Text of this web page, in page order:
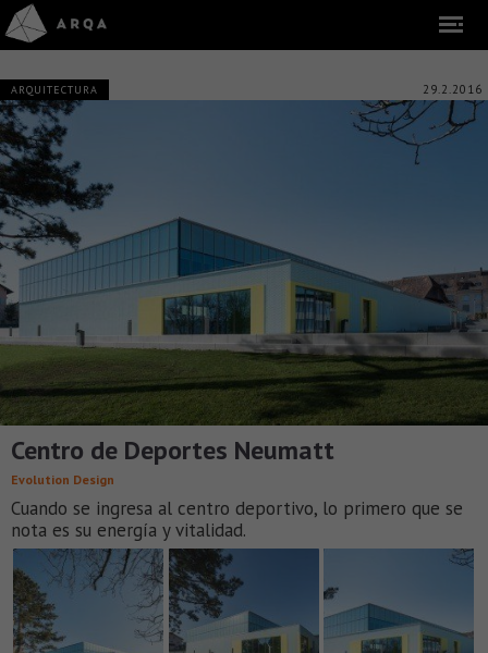
ARQUITECTURA 29.2.2016
Centro de Deportes Neumatt
Evolution Design
Cuando se ingresa al centro deportivo, lo primero que se
nota es su energía y vitalidad.